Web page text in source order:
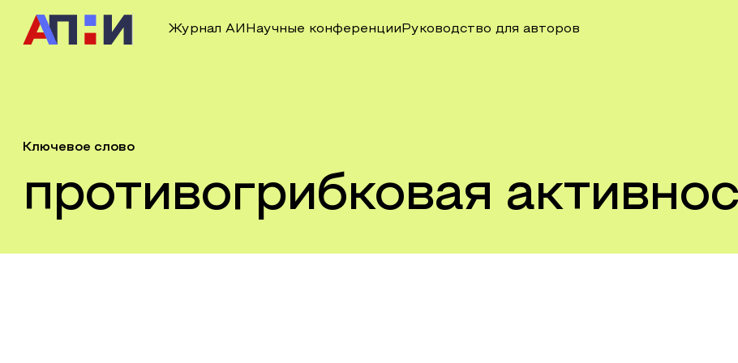
Журнал АИ Научные конференции Руководство для авторов
Ключевое слово
противогрибковая